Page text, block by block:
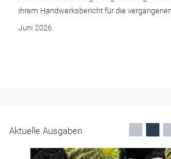
ihrem Handwerksbericht für die
Juni 2026
Aktuelle Ausgaben